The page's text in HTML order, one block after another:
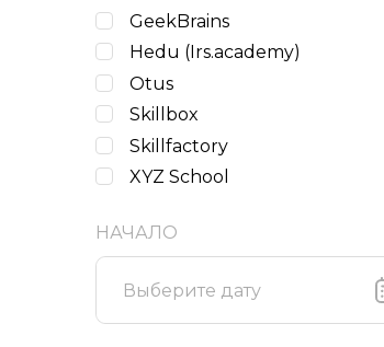
GeekBrains
Hedu (Irs.academy)
Otus
Skillbox
Skillfactory
XYZ School
НАЧАЛО